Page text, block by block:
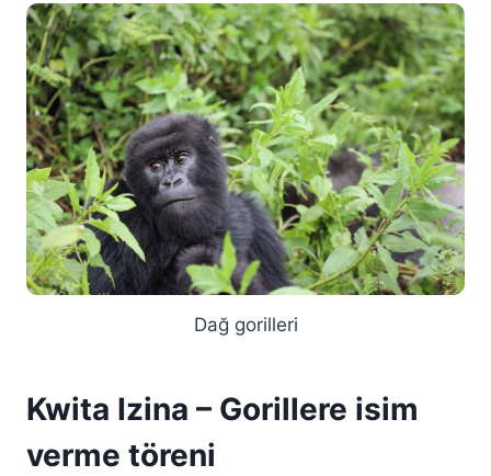
Dağ gorilleri
Kwita Izina – Gorillere isim
verme töreni